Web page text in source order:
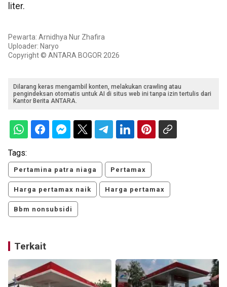
liter.
Pewarta: Arnidhya Nur Zhafira
Uploader: Naryo
Copyright © ANTARA BOGOR 2026
Dilarang keras mengambil konten, melakukan crawling atau
pengindeksan otomatis untuk AI di situs web ini tanpa izin tertulis dari
Kantor Berita ANTARA.
Tags:
Pertamina patra niaga Pertamax
Harga pertamax naik Harga pertamax
Bbm nonsubsidi
Terkait